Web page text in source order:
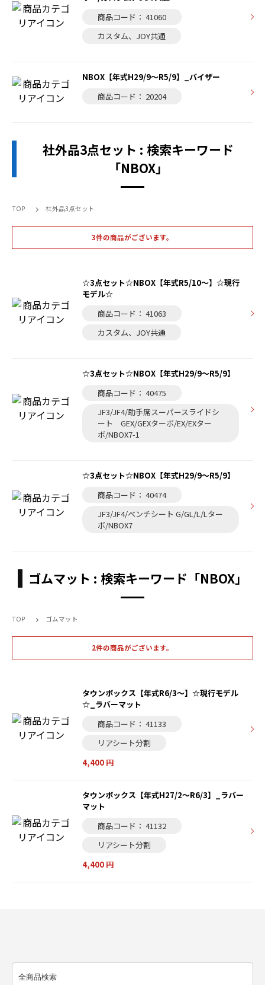
商品コード： 41060
カスタム、JOY共通
NBOX【年式H29/9～R5/9】_バイザー
商品コード： 20204
社外品3点セット : 検索キーワード
「NBOX」
TOP 社外品3点セット
3件の商品がございます。
☆3点セット☆NBOX【年式R5/10～】☆現行
モデル☆
商品コード： 41063
カスタム、JOY共通
☆3点セット☆NBOX【年式H29/9～R5/9】
商品コード： 40475
JF3/JF4/助手席スーパースライドシ
ート GEX/GEXターボ/EX/EXター
ボ/NBOX7-1
☆3点セット☆NBOX【年式H29/9～R5/9】
商品コード： 40474
JF3/JF4/ベンチシート G/GL/L/Lター
ボ/NBOX7
ゴムマット : 検索キーワード「NBOX」
TOP ゴムマット
2件の商品がございます。
タウンボックス【年式R6/3～】☆現行モデル
☆_ラバーマット
商品コード： 41133
リアシート分割
4,400 円
タウンボックス【年式H27/2～R6/3】_ラバー
マット
商品コード： 41132
リアシート分割
4,400 円